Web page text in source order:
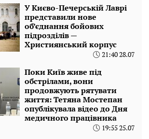
У Києво-Печерській Лаврі
представили нове
об’єднання бойових
підрозділів —
Християнський корпус
21:40 28.07
Поки Київ живе під
обстрілами, вони
продовжують рятувати
життя: Тетяна Мостепан
опублікувала відео до Дня
медичного працівника
19:55 25.07